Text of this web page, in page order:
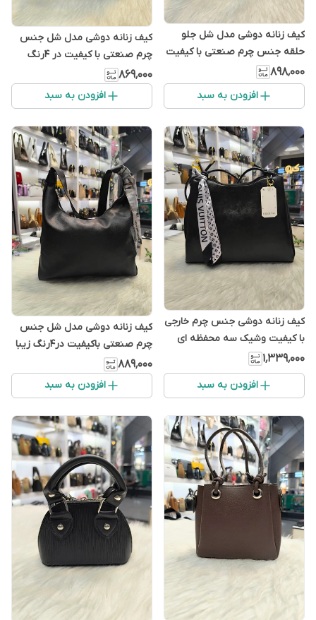
کیف زنانه دوشی مدل شل جلو
حلقه جنس چرم صنعتی با کیفیت
در سه رنگ
۸۹۸٬۰۰۰
افزودن به سبد
کیف زنانه دوشی مدل شل جنس
چرم صنعتی با کیفیت در ۴رنگ
۸۶۹٬۰۰۰
افزودن به سبد
کیف زنانه دوشی جنس چرم خارجی
با کیفیت وشیک سه محفظه ای
۱٬۳۳۹٬۰۰۰
افزودن به سبد
کیف زنانه دوشی مدل شل جنس
چرم صنعتی باکیفیت در۴رنگ زیبا
۸۸۹٬۰۰۰
افزودن به سبد